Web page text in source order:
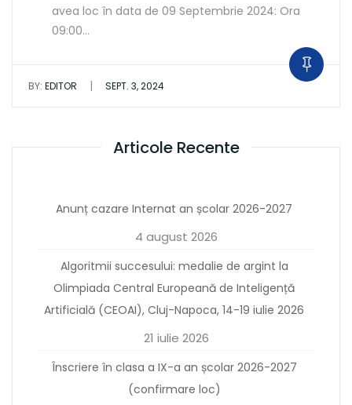
avea loc în data de 09 Septembrie 2024: Ora
09:00…
BY: EDITOR | SEPT. 3, 2024
Articole Recente
Anunț cazare Internat an școlar 2026-2027
4 august 2026
Algoritmii succesului: medalie de argint la
Olimpiada Central Europeană de Inteligență
Artificială (CEOAI), Cluj-Napoca, 14-19 iulie 2026
21 iulie 2026
Înscriere în clasa a IX-a an școlar 2026-2027
(confirmare loc)